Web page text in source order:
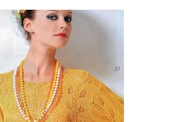
Женские
секреты